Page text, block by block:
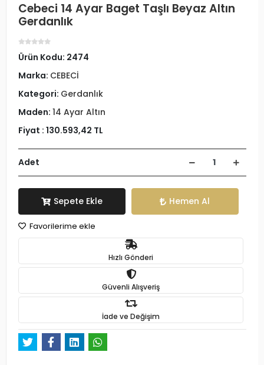
Cebeci 14 Ayar Baget Taşlı Beyaz Altın
Gerdanlık
Ürün Kodu: 2474
Marka: CEBECİ
Kategori: Gerdanlık
Maden: 14 Ayar Altın
Fiyat : 130.593,42 TL
Adet
Sepete Ekle Hemen Al
Favorilerime ekle
Hızlı Gönderi
Güvenli Alışveriş
İade ve Değişim